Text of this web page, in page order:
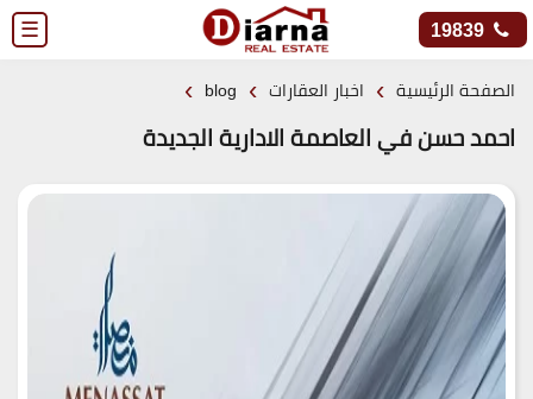
☰ 19839
الصفحة الرئيسية › اخبار العقارات ›
blog
›
احمد حسن في العاصمة الادارية الجديدة